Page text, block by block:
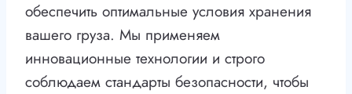
обеспечить оптимальные условия хранения
вашего груза. Мы применяем
инновационные технологии и строго
соблюдаем стандарты безопасности, чтобы